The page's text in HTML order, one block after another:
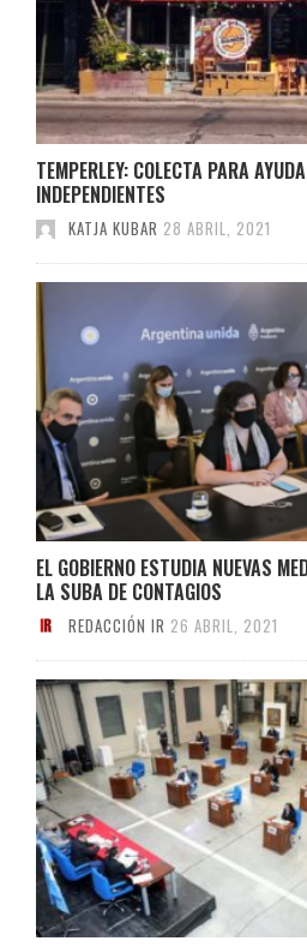
TEMPERLEY: COLECTA PARA
INDEPENDIENTES
KATJA KUBAR 28 ABRIL, 2021
EL GOBIERNO ESTUDIA NUEVAS
LA SUBA DE CONTAGIOS
REDACCIÓN IR 26 ABRIL, 2021